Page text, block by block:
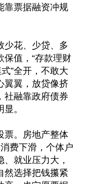
靠票据融资冲规
少花、少贷、多
值，“存款理财
”全开，不敢大
翼翼，放贷像挤
社融靠政府债券
。
票。房地产整体
费下滑，个体户
就业压力大，
然选择把钱攥紧